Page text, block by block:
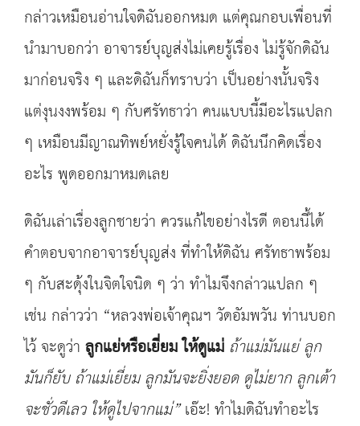
กล่าวเหมือนอ่านใจดิฉันออกหมด แต่คุณกอบเพื่อนที่
นำมาบอกว่า อาจารย์บุญส่งไม่เคยรู้เรื่อง ไม่รู้จักดิฉัน
มาก่อนจริง ๆ และดิฉันก็ทราบว่า เป็นอย่างนั้นจริง
แต่งุนงงพร้อม ๆ กับศรัทธาว่า คนแบบนี้มีอะไรแปลก
ๆ เหมือนมีญาณทิพย์หยั่งรู้ใจคนได้ ดิฉันนึกคิดเรื่อง
อะไร พูดออกมาหมดเลย
ดิฉันเล่าเรื่องลูกชายว่า ควรแก้ไขอย่างไรดี ตอนนี้ได้
คำตอบจากอาจารย์บุญส่ง ที่ทำให้ดิฉัน ศรัทธาพร้อม
ๆ กับสะดุ้งในจิตใจนิด ๆ ว่า ทำไมจึงกล่าวแปลก ๆ
เช่น กล่าวว่า “หลวงพ่อเจ้าคุณฯ วัดอัมพวัน ท่านบอก
ไว้ จะดูว่าลูกแย่หรือเยี่ยม ให้ดูแม่ ถ้าแม่มันแย่ ลูก
มันก็ยับ ถ้าแม่เยี่ยม ลูกมันจะยิ่งยอด ดูไม่ยาก ลูกเต้า
จะชั่วดีเลว ให้ดูไปจากแม่”เอ๊ะ! ทำไมดิฉันทำอะไร